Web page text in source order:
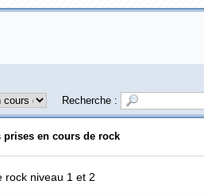
Recherche :
prises en cours de rock
rock niveau 1 et 2